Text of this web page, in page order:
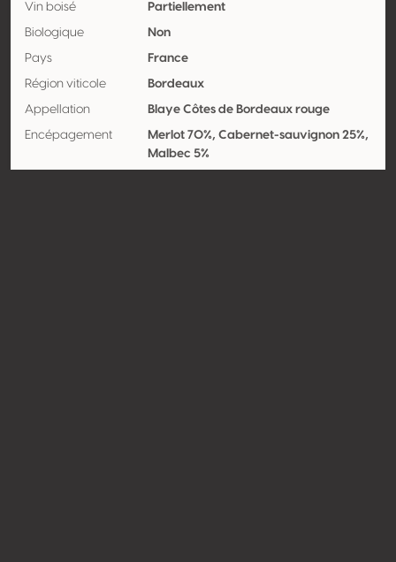
Vin boisé Partiellement
Biologique Non
Pays France
Région viticole Bordeaux
Appellation Blaye Côtes de Bordeaux rouge
Encépagement
Merlot 70%, Cabernet-sauvignon 25%,
Malbec 5%